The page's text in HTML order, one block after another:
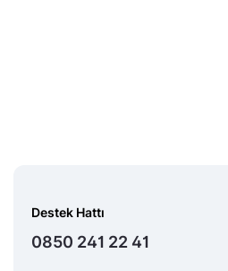
Destek Hattı
0850 241 22 41